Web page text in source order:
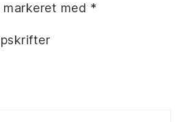
med *